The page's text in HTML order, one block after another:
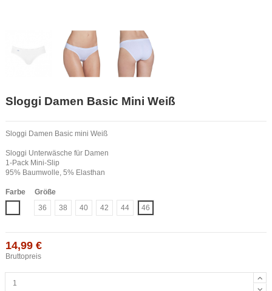
Sloggi Damen Basic Mini Weiß
Sloggi Damen Basic mini Weiß
Sloggi Unterwäsche für Damen
1-Pack Mini-Slip
95% Baumwolle, 5% Elasthan
Farbe
Größe
36
38 40 42 44 46
14,99 €
Bruttopreis